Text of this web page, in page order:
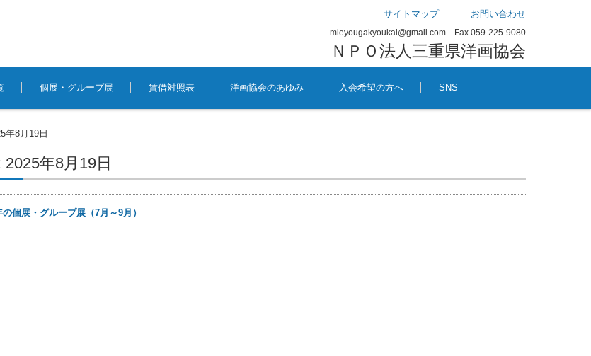
サイトマップ お問い合わせ
mieyougakyoukai@gmail.com Fax 059-225-9080
ＮＰＯ法人三重県洋画協会
個展・グループ展 賃借対照表 洋画協会のあゆみ 入会希望の方へ SNS
年8月19日
年8月19日
の個展・グループ展（7月～9月）